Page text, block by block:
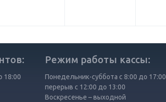
18:00
Режим работы кассы:
Понедельник-суббота с 8:00 до 17:00
перерыв с 12:00 до 13:00
Воскресенье – выходной